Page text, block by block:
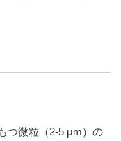
つ微粒（2-5 μm）の